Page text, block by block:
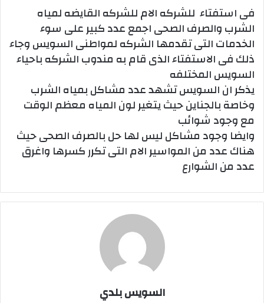
فى استفتاء للشركه الام للشركه القايضه لمياه
الشرب والصرف الصحى اجمع عدد كبير على سوء
الخدمات التى تقدمها الشركه لمواطنى السويس وجاء
ذلك فى الاستفتاء الذى قام به مندوب الشركه باحياء
السويس المختلفه
يذكر ان السويس تشهد عدد مشاكل بمياه الشرب
وخاصة بالجناين حيث يتغير لون المياه معظم الوقت
مع وجود شوائب
وايضا وجود مشاكل ليس لها حل بالصرف الصحى حيث
هناك عدد من المواسير الام التى تكرر كسرها واغرق
عدد من الشوارع
السويس بلدي